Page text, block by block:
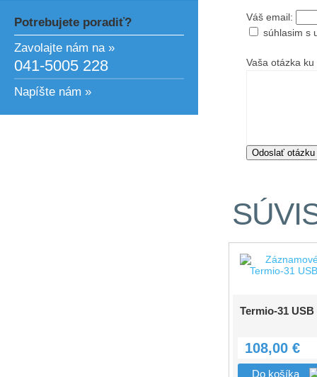
Váš email:
súhlasim s
Vaša otázka
108,00 €
Do košíka
Potrebujete poradiť?
Zavolajte nám na »
041-5005 228
Napíšte nám »